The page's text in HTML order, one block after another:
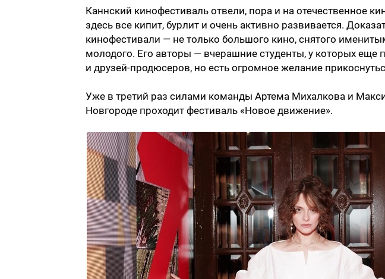
Каннский кинофестиваль отвели, пора и на отечественное
здесь все кипит, бурлит и очень активно развивается.
кинофестивали — не только большого кино, снятого
молодого. Его авторы — вчерашние студенты, у которых еще
и друзей-продюсеров, но есть огромное желание
Уже в третий раз силами команды Артема Михалкова и
Новгороде проходит фестиваль «Новое движение».